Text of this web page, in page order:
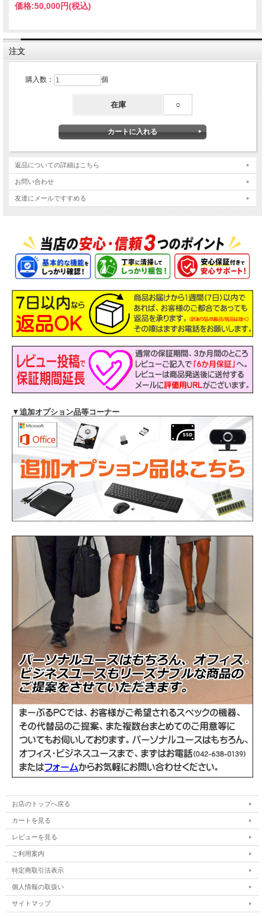
NEC VersaPro タイプVX VKL21/X
Core i3 第10世代☆メモリ8GB☆SSD256GB
WEBカメラ☆テンキー☆正規Microsoft Office搭載
Windows11-Pro☆15.6型液晶☆中古ノートパソコン
主なスペック
機種 NEC VersaPro タイプVX VKL21/X
液晶
Windows11-Pro 64Bit
CPU
Intel Core i3-10110U プロセッサー 周波数
2.10GHz(第10世代)
メモリ 8GB（8192MB）
ストレージ SSD256GB
光学ドライブ DVDドライブ
WEBカメラ 内蔵
通信機能 有線LAN、無線LAN、Bluetooth
インタフェース
USB3.1 Type-C、USB3.0、RJ45、VGA、
その他 テンキー付きキーボード
バッテリー 充電可能です
商品の状態
Officeソフト
付属品
価格:50,000円(税込)
注文
購入数： 個
在庫 ○
返品についての詳細はこちら
お問い合わせ
友達にメールですすめる
▼ 追加オプション品等コーナー
お店のトップへ戻る
カートを見る
レビューを見る
ご利用案内
特定商取引法表示
個人情報の取扱い
サイトマップ